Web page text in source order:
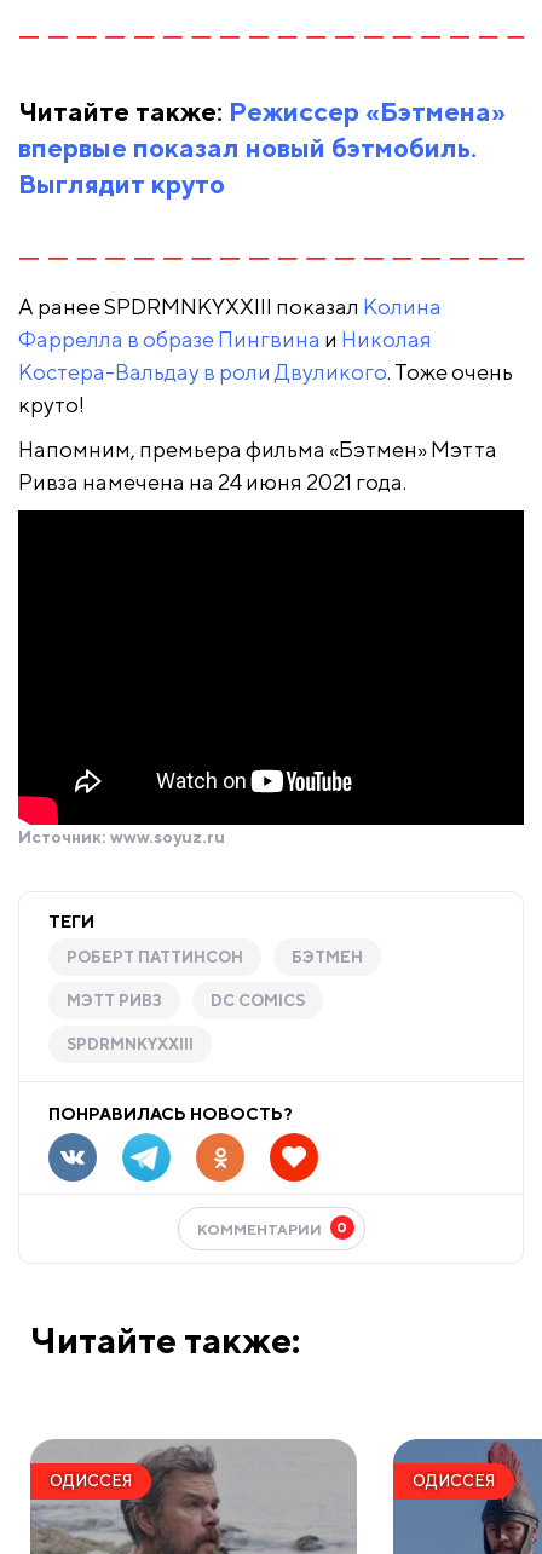
Читайте также: Режиссер «Бэтмена»
впервые показал новый бэтмобиль.
Выглядит круто
А ранее SPDRMNKYXXIII показал Колина
Фаррелла в образе Пингвина и Николая
Костера-Вальдау в роли Двуликого. Тоже очень
круто!
Напомним, премьера фильма «Бэтмен» Мэтта
Ривза намечена на 24 июня 2021 года.
Источник: www.soyuz.ru
ТЕГИ
РОБЕРТ ПАТТИНСОН БЭТМЕН
МЭТТ РИВЗ DC COMICS
SPDRMNKYXXIII
ПОНРАВИЛАСЬ НОВОСТЬ?
КОММЕНТАРИИ 0
Читайте также:
ОДИССЕЯ ОДИССЕЯ